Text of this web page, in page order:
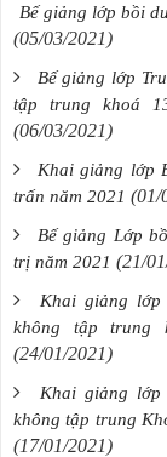
Bế giảng lớp bồi
(05/03/2021)
Bế giảng lớp
tập trung khoá
(06/03/2021)
Khai giảng lớp
trấn năm 2021 (01/
Bế giảng Lớp
trị năm 2021 (21/
Khai giảng
không tập trung
(24/01/2021)
Khai giảng
không tập trung
(17/01/2021)